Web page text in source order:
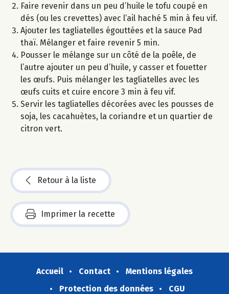
Faire revenir dans un peu d’huile le tofu coupé en
dés (ou les crevettes) avec l’ail haché 5 min à feu vif.
Ajouter les tagliatelles égouttées et la sauce Pad
thaï. Mélanger et faire revenir 5 min.
Pousser le mélange sur un côté de la poêle, de
l’autre ajouter un peu d’huile, y casser et fouetter
les œufs. Puis mélanger les tagliatelles avec les
œufs cuits et cuire encore 3 min à feu vif.
Servir les tagliatelles décorées avec les pousses de
soja, les cacahuètes, la coriandre et un quartier de
citron vert.
Retour à la liste
Imprimer la recette
Accueil Contact
Mentions légales
Protection des données
CGU